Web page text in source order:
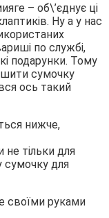
– об\’єднує ці
Ну а у нас
по службі,
подарунки. Тому
сумочку
ось такий
нижче,
тільки для
сумочку для